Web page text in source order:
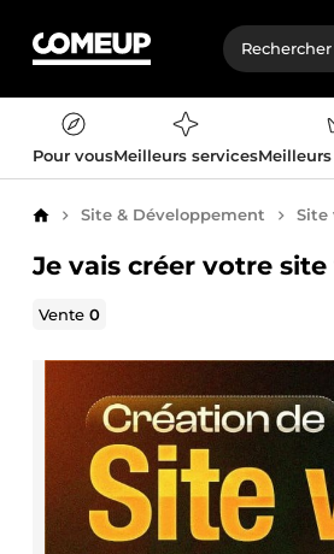
Pour vousMeilleurs services
AccueilSite & Développement Site
Je vais créer votre
Vente0